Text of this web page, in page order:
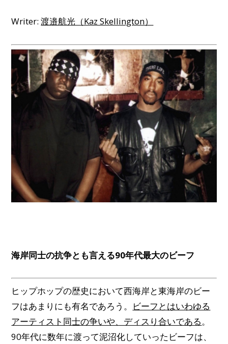
Writer:渡邉航光（Kaz Skellington）
海岸同士の抗争とも言える90年代最大のビーフ
ヒップホップの歴史において西海岸と東海岸のビー
フはあまりにも有名であろう。
ビーフとはいわゆる
アーティスト同士の争いや、ディスり合いである。
90年代に数年に渡って泥沼化していったビーフは、